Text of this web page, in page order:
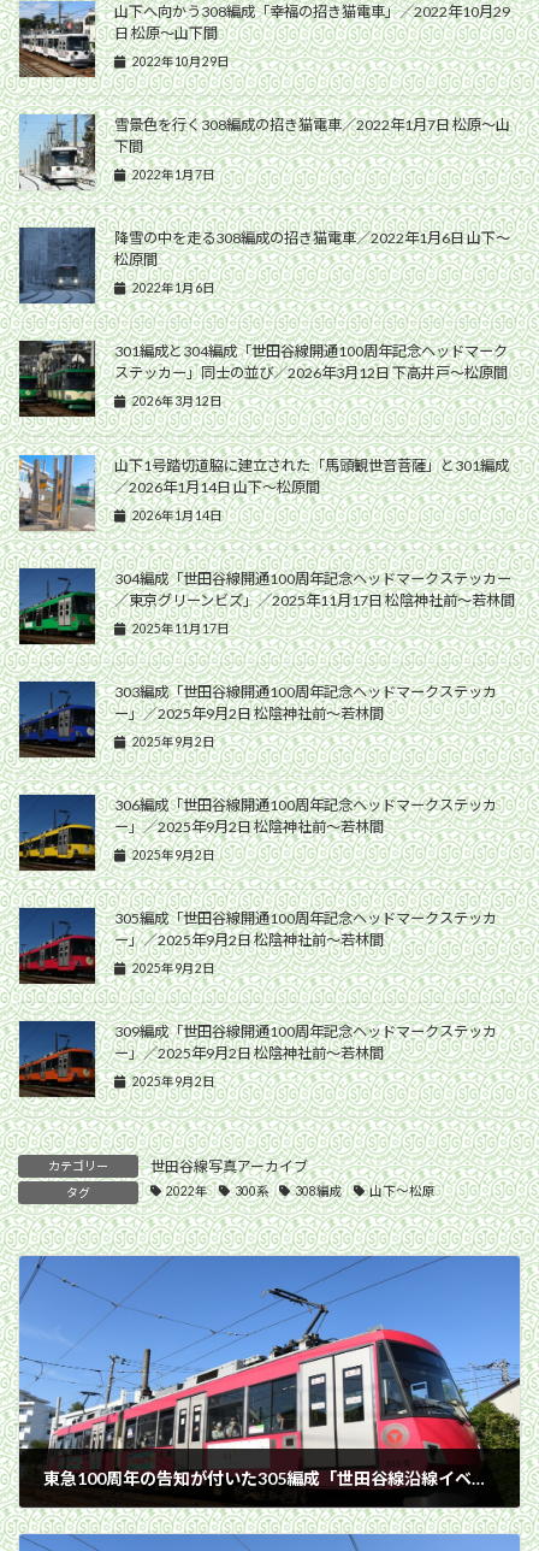
山下へ向かう308編成「幸福の招き猫電車」／2022年10月29
日 松原〜山下間
2022年10月29日
雪景色を行く308編成の招き猫電車／2022年1月7日 松原〜山
下間
2022年1月7日
降雪の中を走る308編成の招き猫電車／2022年1月6日 山下〜
松原間
2022年1月6日
301編成と304編成「世田谷線開通100周年記念ヘッドマーク
ステッカー」同士の並び／2026年3月12日 下高井戸〜松原間
2026年3月12日
山下1号踏切道脇に建立された「馬頭観世音菩薩」と301編成
／2026年1月14日 山下〜松原間
2026年1月14日
304編成「世田谷線開通100周年記念ヘッドマークステッカー
／東京グリーンビズ」／2025年11月17日 松陰神社前〜若林間
2025年11月17日
303編成「世田谷線開通100周年記念ヘッドマークステッカ
ー」／2025年9月2日 松陰神社前〜若林間
2025年9月2日
306編成「世田谷線開通100周年記念ヘッドマークステッカ
ー」／2025年9月2日 松陰神社前〜若林間
2025年9月2日
305編成「世田谷線開通100周年記念ヘッドマークステッカ
ー」／2025年9月2日 松陰神社前〜若林間
2025年9月2日
309編成「世田谷線開通100周年記念ヘッドマークステッカ
ー」／2025年9月2日 松陰神社前〜若林間
2025年9月2日
カテゴリー 世田谷線写真アーカイブ
タグ 2022年 300系 308編成 山下〜松原
東急100周年の告知が付いた305編成「世田谷線沿線イベント」／2022年10月2日 松原〜山下間
2022年10月2日